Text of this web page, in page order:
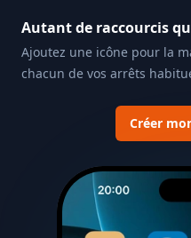
Autant de raccourcis
Ajoutez une icône pour la
chacun de vos arrêts
Créer